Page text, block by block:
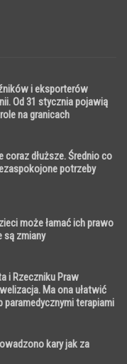
i eksporterów
Od 31 stycznia pojawią
na granicach
coraz dłuższe. Średnio co
potrzeby
może łamać ich prawo
są zmiany
i Rzeczniku Praw
Ma ona ułatwić
paramedycznymi terapiami
kary jak za